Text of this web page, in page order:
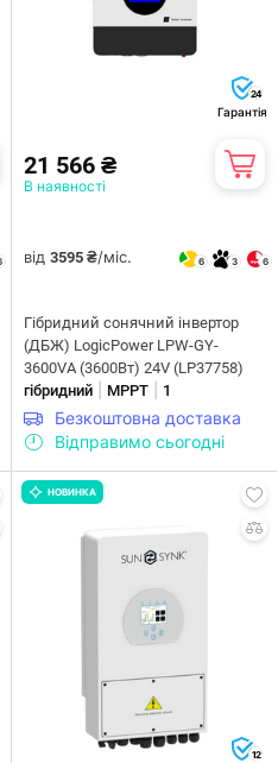
24
Гарантія
21 566 ₴
В наявності
від 3595 ₴/міс. 6 3 6
Гібридний сонячний інвертор
(ДБЖ) LogicPower LPW-GY-
3600VA (3600Вт) 24V (LP37758)
гібридний
MPPT 1
Безкоштовна доставка
Відправимо сьогодні
НОВИНКА
12